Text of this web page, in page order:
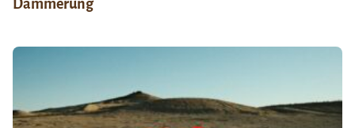
Dämmerung